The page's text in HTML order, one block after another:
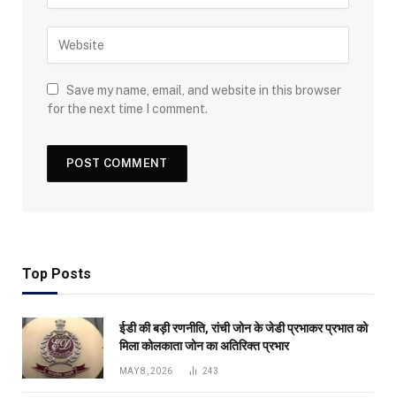
Save my name, email, and website in this browser
for the next time I comment.
Top Posts
ईडी की बड़ी रणनीति, रांची जोन के जेडी प्रभाकर प्रभात को
मिला कोलकाता जोन का अतिरिक्त प्रभार
MAY 8, 2026 243